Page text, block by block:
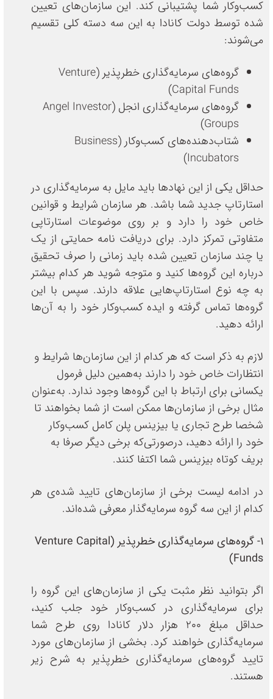
کسب‌وکار شما پشتیبانی کند. این سازمان‌های تعیین
شده توسط دولت کانادا به این سه دسته کلی تقسیم
می‌شوند:
گروه‌های سرمایه‌گذاری خطرپذیر (Venture
Capital Funds)
گروه‌های سرمایه‌گذاری انجل (Angel Investor
Groups)
شتاب‌دهنده‌های کسب‌وکار (Business
Incubators)
حداقل یکی از این نهادها باید مایل به سرمایه‌گذاری در
استارتاپ جدید شما باشد. هر سازمان شرایط و قوانین
خاص خود را دارد و بر روی موضوعات استارتاپی
متفاوتی تمرکز دارد. برای دریافت نامه حمایتی از یک
یا چند سازمان تعیین شده باید زمانی را صرف تحقیق
درباره این گروه‌ها کنید و متوجه شوید هر کدام بیشتر
به چه نوع استارتاپ‌هایی علاقه دارند. سپس با این
گروه‌ها تماس گرفته و ایده کسب‌وکار خود را به آن‌ها
ارائه دهید.
لازم به ذکر است که هر کدام از این سازمان‌ها شرایط و
انتظارات خاص خود را دارند به‌همین دلیل فرمول
یکسانی برای ارتباط با این گروه‌ها وجود ندارد. به‌عنوان
مثال برخی از سازمان‌ها ممکن است از شما بخواهند تا
شخصا طرح تجاری یا بیزینس پلن کامل کسب‌وکار
خود را ارائه دهید، در‌صورتی‌که برخی دیگر صرفا به
بریف کوتاه بیزینس شما اکتفا کنند.
در ادامه لیست برخی از سازمان‌های تایید شده‌ی هر
کدام از این سه گروه سرمایه‌گذار معرفی شده‌اند.
1- گروه‌های سرمایه‌گذاری خطرپذیر (Venture Capital
Funds)
اگر بتوانید نظر مثبت یکی از سازمان‌های این گروه را
برای سرمایه‌گذاری در کسب‌وکار خود جلب کنید،
حداقل مبلغ 200 هزار دلار کانادا روی طرح شما
سرمایه‌گذاری خواهند کرد. بخشی از سازمان‌های مورد
تایید گروه‌های سرمایه‌گذاری خطرپذیر به شرح زیر
هستند.